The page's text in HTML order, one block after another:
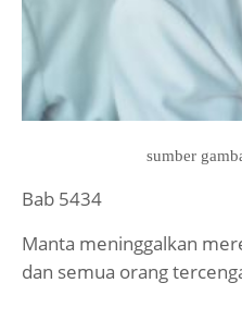
sumber
Bab 5434
Manta meninggalkan
dan semua orang